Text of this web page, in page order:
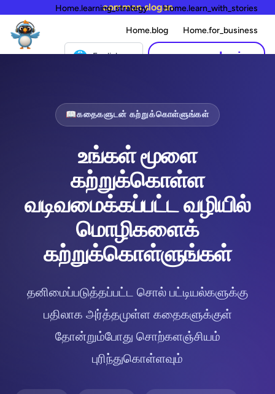
common.slogan
Home.learning_strategy Home.learn_with_stories
Home.blog Home.for_business
🌐 English common.login
📖கதைகளுடன் கற்றுக்கொள்ளுங்கள்
உங்கள் மூளை
கற்றுக்கொள்ள
வடிவமைக்கப்பட்ட வழியில்
மொழிகளைக்
கற்றுக்கொள்ளுங்கள்
தனிமைப்படுத்தப்பட்ட சொல் பட்டியல்களுக்கு
பதிலாக அர்த்தமுள்ள கதைகளுக்குள்
தோன்றும்போது சொற்களஞ்சியம்
புரிந்துகொள்ளவும்